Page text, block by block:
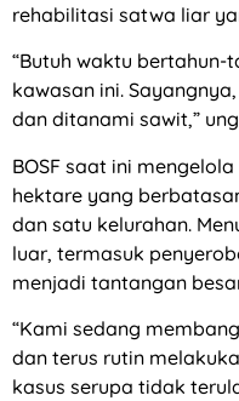
rehabilitasi satwa liar
“Butuh waktu bertahun-
kawasan ini.
dan ditanami sawit,”
BOSF saat ini
hektare yang
dan satu kelurahan.
luar, termasuk
menjadi tantangan
“Kami sedang
dan terus rutin
kasus serupa tidak